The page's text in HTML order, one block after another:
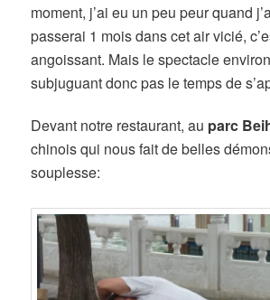
moment, j’ai eu un peu peur quand
passerai 1 mois dans cet air vicié,
angoissant. Mais le spectacle
subjuguant donc pas le temps de
Devant notre restaurant, au parc
chinois qui nous fait de belles
souplesse: